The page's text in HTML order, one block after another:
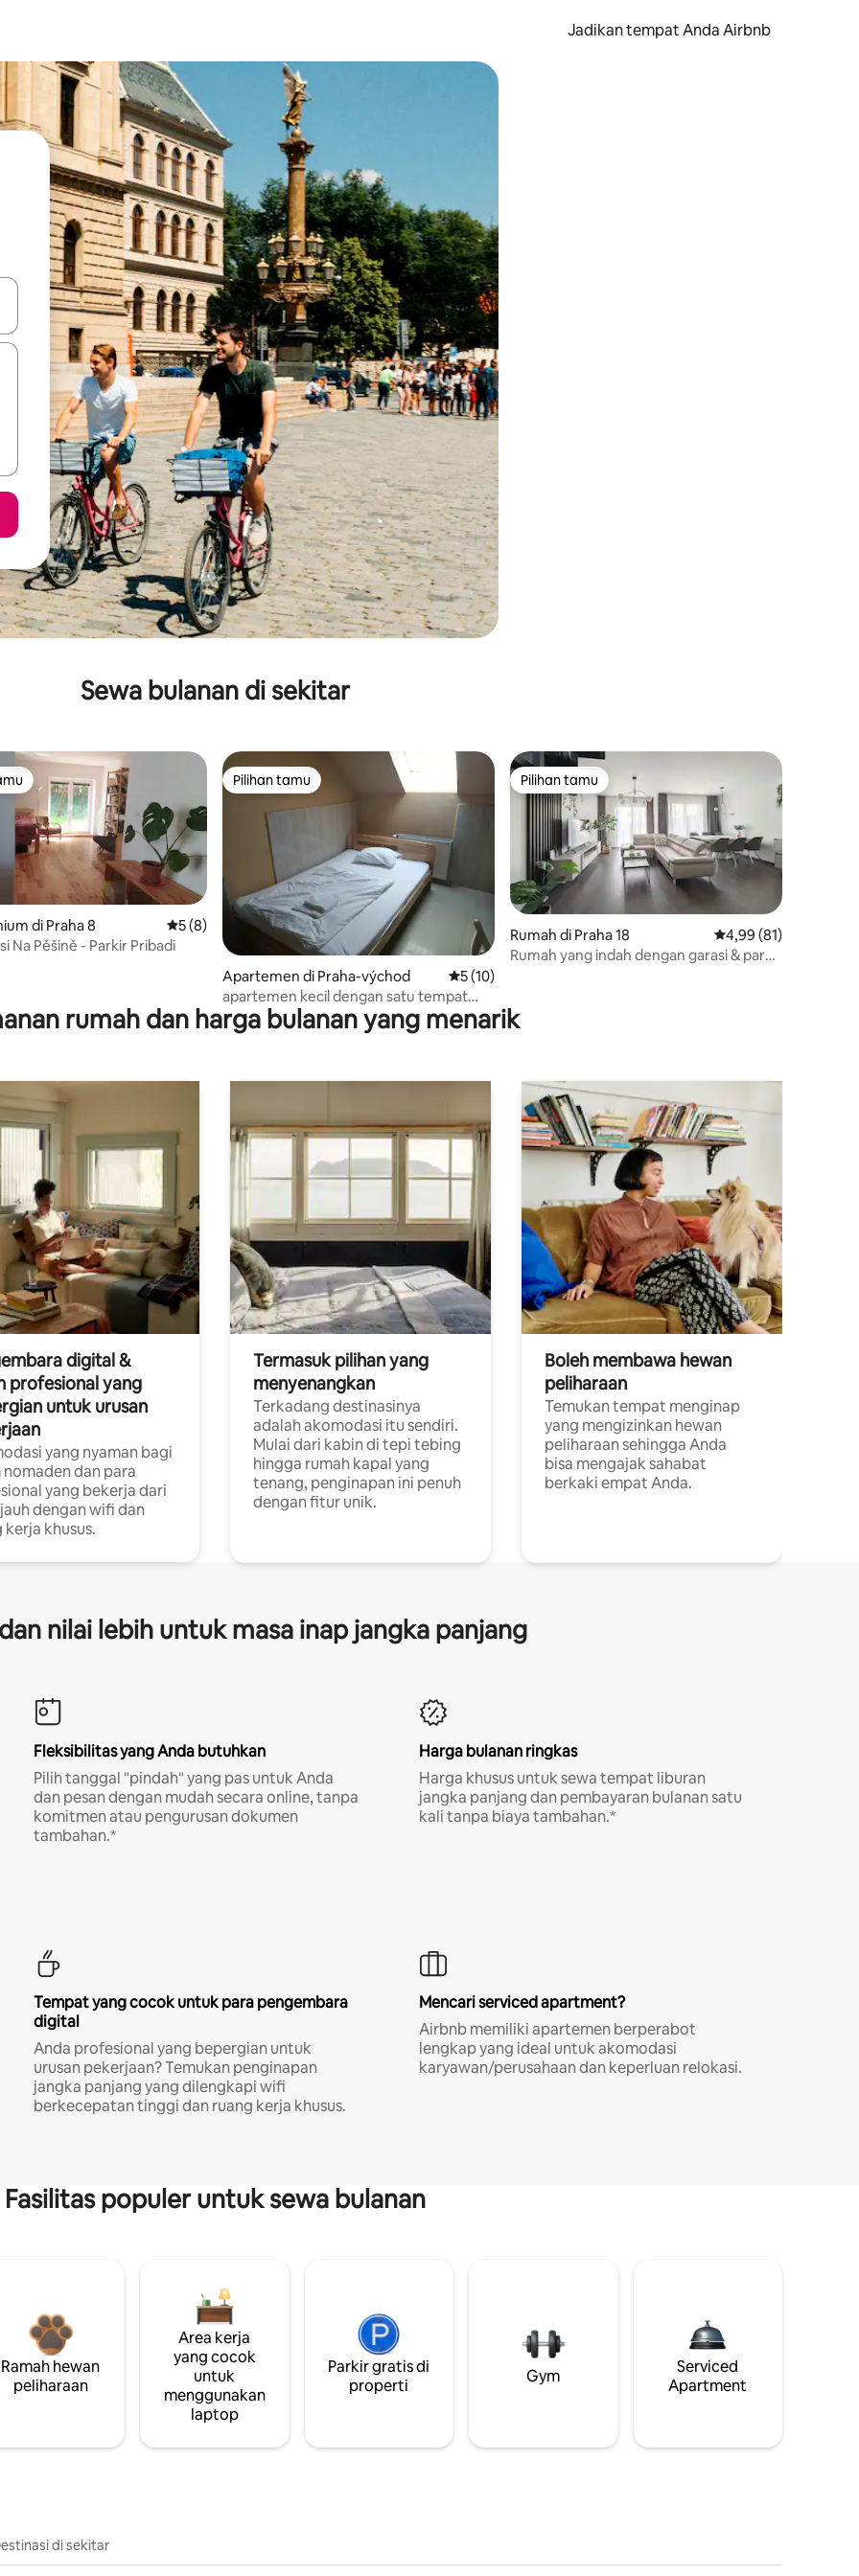
Jadikan tempat Anda Airbnb
panah ke atas dan ke bawah atau jelajahi dengan sentuhan atau gerakan menggeser.
Sewa bulanan di sekitar
165 ulasan
di Praha 8 Nilai rata-rata 5 dari 5, 8 ulasan
5 (8)
Na Pěšině - Parkir Pribadi
Pilihan tamu
Pilihan tamu
Apartemen di Praha-východ Nilai rata-rata 5 dari 5, 10 ulasan
5 (10)
apartemen kecil dengan satu tempat
tidur
Pilihan tamu
Pilihan tamu
Rumah di Praha 18 Nilai rata-rata 4,99
4,99 (81)
Rumah yang indah dengan garasi & parkir
rumah dan harga bulanan yang menarik
digital &
profesional yang
untuk urusan
yang nyaman bagi
nomaden dan para
yang bekerja dari
dengan wifi dan
kerja khusus.
Termasuk pilihan yang
menyenangkan
Terkadang destinasinya
adalah akomodasi itu sendiri.
Mulai dari kabin di tepi tebing
hingga rumah kapal yang
tenang, penginapan ini penuh
dengan fitur unik.
Boleh membawa hewan
peliharaan
Temukan tempat menginap
yang mengizinkan hewan
peliharaan sehingga Anda
bisa mengajak sahabat
berkaki empat Anda.
nilai lebih untuk masa inap jangka panjang
Fleksibilitas yang Anda butuhkan
Pilih tanggal "pindah" yang pas untuk Anda
dan pesan dengan mudah secara online, tanpa
komitmen atau pengurusan dokumen
tambahan.*
Harga bulanan ringkas
Harga khusus untuk sewa tempat liburan
jangka panjang dan pembayaran bulanan satu
kali tanpa biaya tambahan.*
Tempat yang cocok untuk para pengembara
digital
Anda profesional yang bepergian untuk
urusan pekerjaan? Temukan penginapan
jangka panjang yang dilengkapi wifi
berkecepatan tinggi dan ruang kerja khusus.
Mencari serviced apartment?
Airbnb memiliki apartemen berperabot
lengkap yang ideal untuk akomodasi
karyawan/perusahaan dan keperluan relokasi.
Fasilitas populer untuk sewa bulanan
Ramah hewan
peliharaan
Area kerja
yang cocok
untuk
menggunakan
laptop
Parkir gratis di
properti
Gym
Serviced
Apartment
di sekitar